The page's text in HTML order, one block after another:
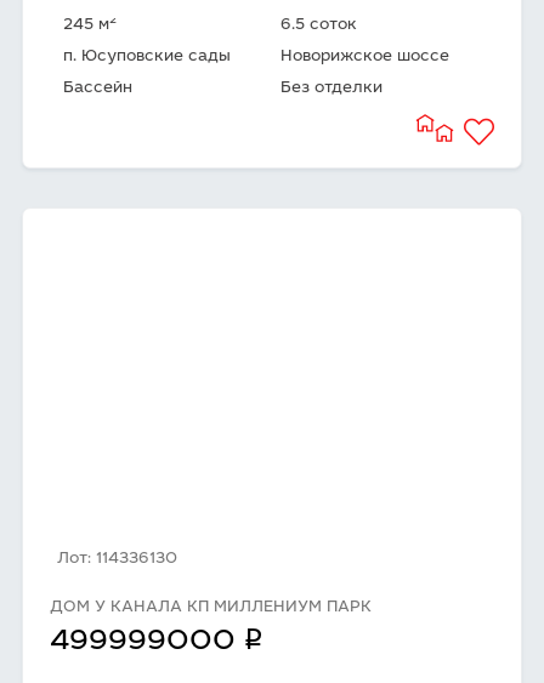
245 м2
6.5 соток
п. Юсуповские сады
Новорижское шоссе
Бассейн
Без отделки
Лот: 114336130
ДОМ У КАНАЛА КП МИЛЛЕНИУМ ПАРК
499999000 q